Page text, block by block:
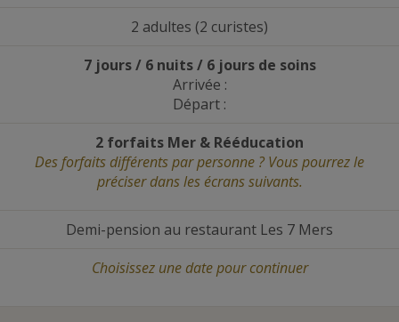
2 adultes (2 curistes)
7 jours / 6 nuits / 6 jours de soins
Arrivée :
Départ :
2 forfaits Mer & Rééducation
Des forfaits différents par personne ? Vous pourrez le
préciser dans les écrans suivants.
Demi-pension au restaurant Les 7 Mers
Choisissez une datepour continuer